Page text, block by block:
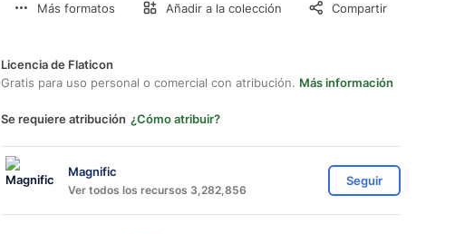
Más formatos Añadir a la colección Compartir
Licencia de Flaticon
Gratis para uso personal o comercial con atribución. Más información
Se requiere atribución ¿Cómo atribuir?
Magnific
Ver todos los recursos 3,282,856
Seguir